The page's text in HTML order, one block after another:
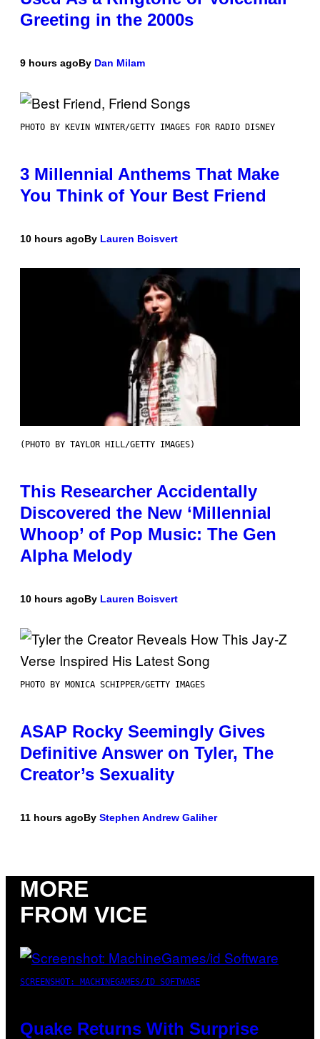
Greeting in the 2000s
9 hours agoBy Dan Milam
PHOTO BY KEVIN WINTER/GETTY IMAGES FOR RADIO DISNEY
3 Millennial Anthems That Make
You Think of Your Best Friend
10 hours agoBy Lauren Boisvert
(PHOTO BY TAYLOR HILL/GETTY IMAGES)
This Researcher Accidentally
Discovered the New ‘Millennial
Whoop’ of Pop Music: The Gen
Alpha Melody
10 hours agoBy Lauren Boisvert
PHOTO BY MONICA SCHIPPER/GETTY IMAGES
ASAP Rocky Seemingly Gives
Definitive Answer on Tyler, The
Creator’s Sexuality
11 hours agoBy Stephen Andrew Galiher
MORE
FROM VICE
SCREENSHOT: MACHINEGAMES/ID SOFTWARE
Quake Returns With Surprise